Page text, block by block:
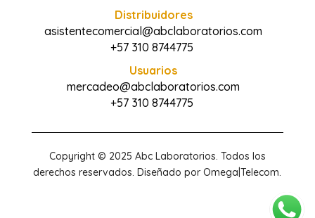
Distribuidores
asistentecomercial@abclaboratorios.com
+57 310 8744775
Usuarios
mercadeo@abclaboratorios.com
+57 310 8744775
Copyright © 2025 Abc Laboratorios. Todos los
derechos reservados. Diseñado por Omega|Telecom.